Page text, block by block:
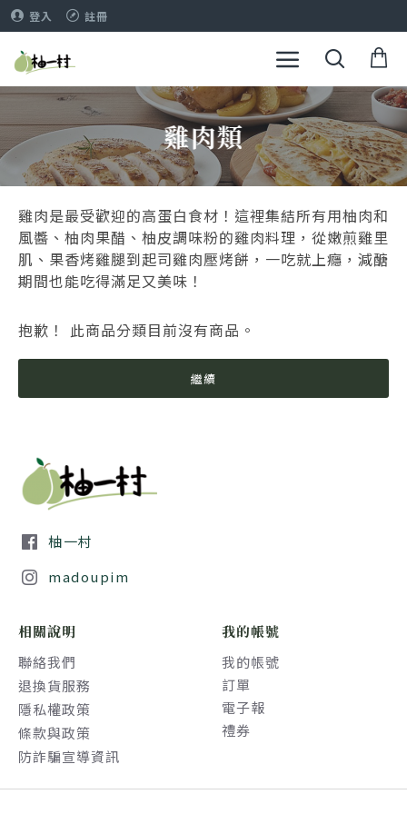
登入 註冊
雞肉類
雞肉是最受歡迎的高蛋白食材！這裡集結所有用柚肉和
風醬、柚肉果醋、柚皮調味粉的雞肉料理，從嫩煎雞里
肌、果香烤雞腿到起司雞肉壓烤餅，一吃就上癮，減醣
期間也能吃得滿足又美味！
抱歉！ 此商品分類目前沒有商品。
繼續
柚一村
madoupim
相關說明
聯絡我們
退換貨服務
隱私權政策
條款與政策
防詐騙宣導資訊
我的帳號
我的帳號
訂單
電子報
禮券